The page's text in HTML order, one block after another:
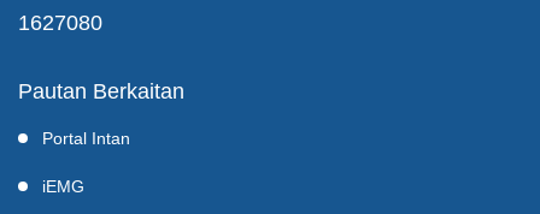
1627080
Pautan Berkaitan
Portal Intan
iEMG